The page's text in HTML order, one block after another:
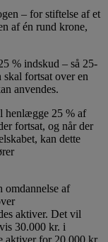
– for stiftelse af et
af én rund krone,
% indskud – så 25-
fortsat over en
anvendes.
henlægge 25 % af
fortsat, og når der
kan dette
omdannelse af
aktiver. Det vil
30.000 kr. i
for 20.000 kr.,